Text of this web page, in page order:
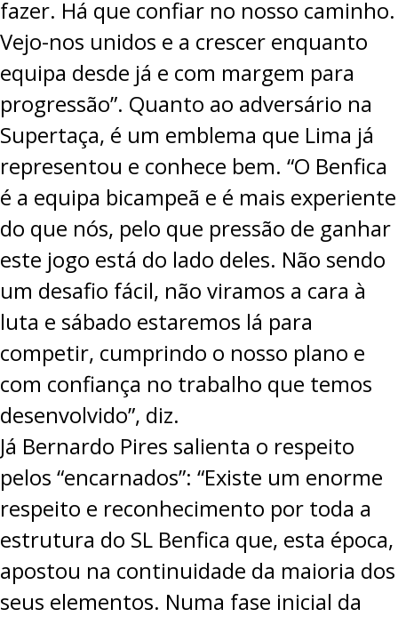
fazer. Há que confiar no nosso caminho.
Vejo-nos unidos e a crescer enquanto
equipa desde já e com margem para
progressão”. Quanto ao adversário na
Supertaça, é um emblema que Lima já
representou e conhece bem. “O Benfica
é a equipa bicampeã e é mais experiente
do que nós, pelo que pressão de ganhar
este jogo está do lado deles. Não sendo
um desafio fácil, não viramos a cara à
luta e sábado estaremos lá para
competir, cumprindo o nosso plano e
com confiança no trabalho que temos
desenvolvido”, diz.
Já Bernardo Pires salienta o respeito
pelos “encarnados”: “Existe um enorme
respeito e reconhecimento por toda a
estrutura do SL Benfica que, esta época,
apostou na continuidade da maioria dos
seus elementos. Numa fase inicial da